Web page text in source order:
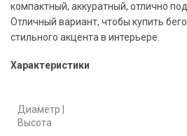
компактный, аккуратный, отлично
Отличный вариант, чтобы купить
стильного акцента в интерьере.
Характеристики
Диаметр |
Высота